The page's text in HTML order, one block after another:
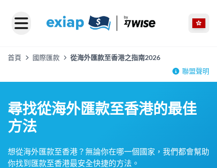
首頁 國際匯款
從海外匯款至香港之指南2026
聯盟聲明
尋找從海外匯款至香港的最佳
方法
想從海外匯款至香港？無論你在哪一個國家，我們都會幫助
你找到匯款至香港最安全快捷的方法。